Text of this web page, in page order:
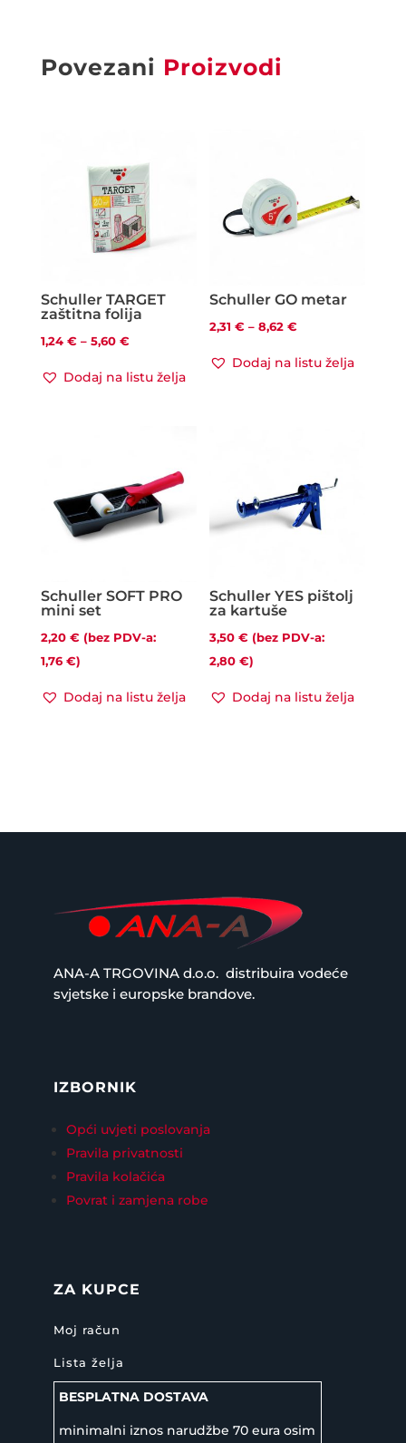
Povezani Proizvodi
Schuller TARGET
zaštitna folija
1,24 € – 5,60 €Raspon
Dodaj na listu želja
Schuller GO metar
2,31€ – 8,62€Raspon
Dodaj na listu želja
Schuller SOFT PRO
mini set
2,20 € (bez PDV-a:
1,76 €)
Dodaj na listu želja
Schuller YES pištolj
za kartuše
3,50€ (bez PDV-a:
2,80€)
Dodaj na listu želja
ANA-A TRGOVINA d.o.o. distribuira vodeće
svjetske i europske brandove.
IZBORNIK
Opći uvjeti poslovanja
Pravila privatnosti
Pravila kolačića
Povrat i zamjena robe
ZA KUPCE
Moj račun
Lista želja
BESPLATNA DOSTAVA
minimalni iznos narudžbe 70 eura osim